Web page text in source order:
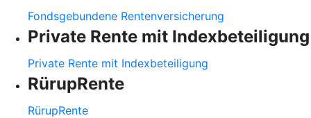
Fondsgebundene Rentenversicherung
Private Rente mit Indexbeteiligung
Private Rente mit Indexbeteiligung
RürupRente
RürupRente